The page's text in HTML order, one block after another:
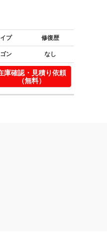
プ 修復歴
ン なし
庫確認・見積り依頼
（無料）